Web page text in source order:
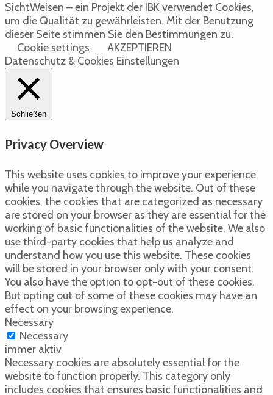
SichtWeisen – ein Projekt der IBK verwendet Cookies,
um die Qualität zu gewährleisten. Mit der Benutzung
dieser Seite stimmen Sie den Bestimmungen zu.
Cookie settings
AKZEPTIEREN
Datenschutz & Cookies Einstellungen
Schließen
Privacy Overview
This website uses cookies to improve your experience
while you navigate through the website. Out of these
cookies, the cookies that are categorized as necessary
are stored on your browser as they are essential for the
working of basic functionalities of the website. We also
use third-party cookies that help us analyze and
understand how you use this website. These cookies
will be stored in your browser only with your consent.
You also have the option to opt-out of these cookies.
But opting out of some of these cookies may have an
effect on your browsing experience.
Necessary
Necessary
immer aktiv
Necessary cookies are absolutely essential for the
website to function properly. This category only
includes cookies that ensures basic functionalities and